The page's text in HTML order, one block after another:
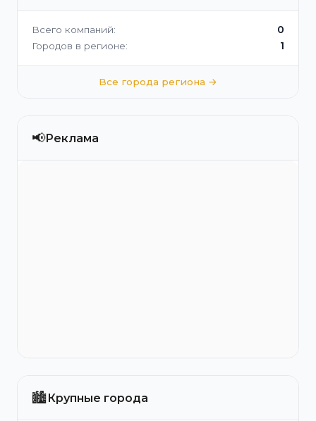
Всего компаний: 0
Городов в регионе: 1
Все города региона →
📢Реклама
🏙️Крупные города